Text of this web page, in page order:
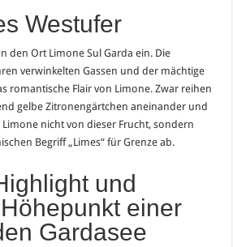
Westufer
den Ort Limone Sul Garda ein. Die
verwinkelten Gassen und der mächtige
romantische Flair von Limone. Zwar reihen
gelbe Zitronengärtchen aneinander und
nicht von dieser Frucht, sondern
Begriff „Limes“ für Grenze ab.
und
einer
Gardasee